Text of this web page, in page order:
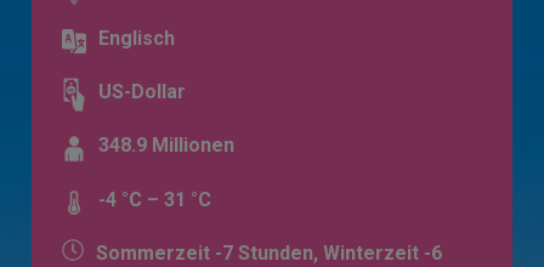
Englisch
US-Dollar
348.9 Millionen
-4 °C – 31 °C
Sommerzeit -7 Stunden, Winterzeit -6